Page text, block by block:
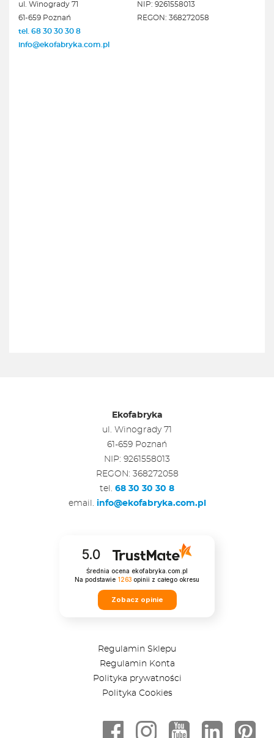
ul. Winogrady 71
61-659 Poznań
tel. 68 30 30 30 8
info@ekofabryka.com.pl
NIP: 9261558013
REGON: 368272058
Ekofabryka
ul. Winogrady 71
61-659 Poznań
NIP: 9261558013
REGON: 368272058
tel. 68 30 30 30 8
email. info@ekofabryka.com.pl
5.0
Średnia ocena ekofabryka.com.pl
Na podstawie 1263opinii z całego okresu
Zobacz opinie
Regulamin Sklepu
Regulamin Konta
Polityka prywatności
Polityka Cookies